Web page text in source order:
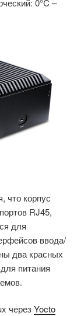
0°C –
что корпус
RJ45,
для
ввода/
два красных
питания
черезYocto